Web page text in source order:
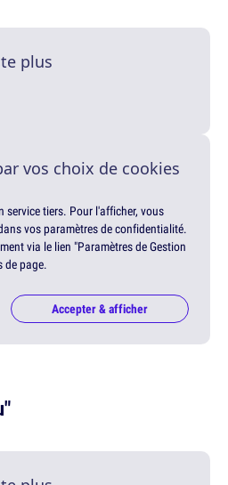
plus
vos choix de cookies
service tiers. Pour l'afficher, vous
vos paramètres de confidentialité.
via le lien "Paramètres de Gestion
de page.
Accepter & afficher